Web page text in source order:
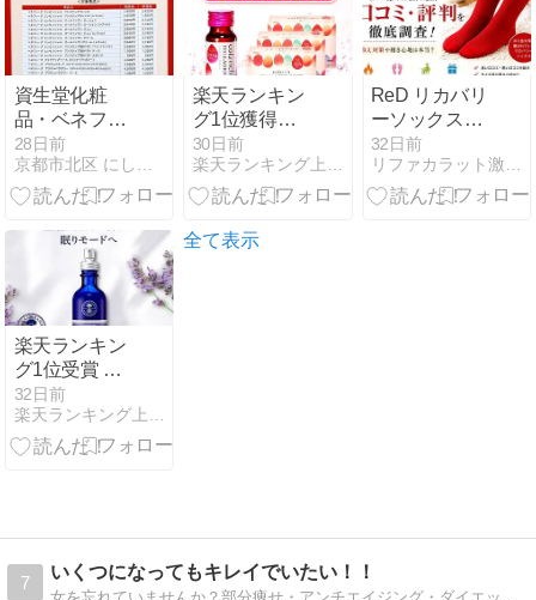
資生堂化粧
品・ベネフィ
ーク 一部商品
価格改訂のお
知らせ
28日前
京都市北区 にしたに化粧品店のブログ
楽天ランキン
グ1位獲得の
コラーゲンド
リンク！キュ
ーサイ コラリ
ンショット
30日前
楽天ランキング上位商品を紹介
ReD リカバリ
ーソックスの
口コミ 評判は
良い？悪い？
冷え対策や疲
32日前
リファカラット激安品と正規品のここが違う！
楽天ランキン
グ1位受賞 深
い眠りに誘う
アロマ ハーブ
の香り グッド
32日前
楽天ランキング上位商品を紹介
全て表示
7
いくつになってもキレイでいたい！！